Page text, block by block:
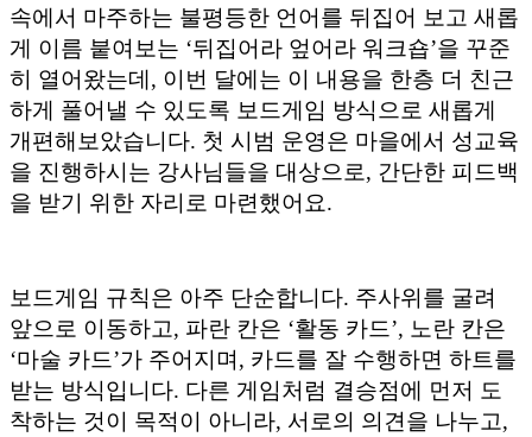
속에서 마주하는 불평등한 언어를 뒤집어 보고 새롭
게 이름 붙여보는 ‘뒤집어라 엎어라 워크숍’을 꾸준
히 열어왔는데, 이번 달에는 이 내용을 한층 더 친근
하게 풀어낼 수 있도록 보드게임 방식으로 새롭게
개편해보았습니다. 첫 시범 운영은 마을에서 성교육
을 진행하시는 강사님들을 대상으로, 간단한 피드백
을 받기 위한 자리로 마련했어요.
보드게임 규칙은 아주 단순합니다. 주사위를 굴려
앞으로 이동하고, 파란 칸은 ‘활동 카드’, 노란 칸은
‘마술 카드’가 주어지며, 카드를 잘 수행하면 하트를
받는 방식입니다. 다른 게임처럼 결승점에 먼저 도
착하는 것이 목적이 아니라, 서로의 의견을 나누고,